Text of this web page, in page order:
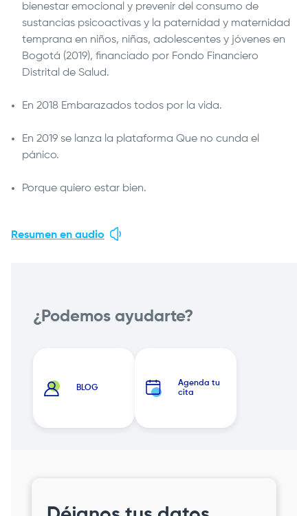
bienestar emocional y prevenir del consumo de
sustancias psicoactivas y la paternidad y maternidad
temprana en niños, niñas, adolescentes y jóvenes en
Bogotá (2019), financiado por Fondo Financiero
Distrital de Salud.
En 2018 Embarazados todos por la vida.
En 2019 se lanza la plataforma Que no cunda el
pánico.
Porque quiero estar bien.
Resumen en audio
¿Podemos ayudarte?
BLOG
Agenda tu
cita